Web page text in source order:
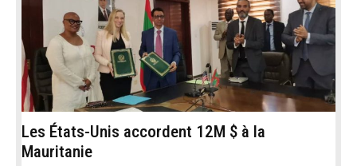
Les États-Unis accordent 12M $ à la
Mauritanie